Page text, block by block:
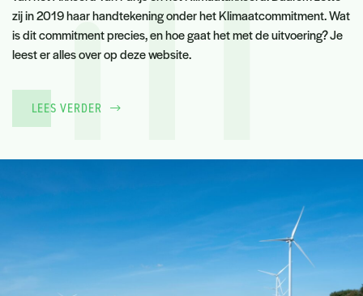
zij in 2019 haar handtekening onder het Klimaatcommitment. Wat
is dit commitment precies, en hoe gaat het met de uitvoering? Je
leest er alles over op deze website.
LEES VERDER